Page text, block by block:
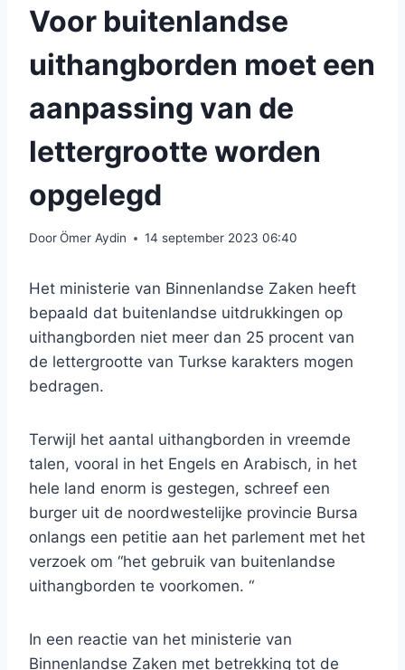
Voor buitenlandse
uithangborden moet een
aanpassing van de
lettergrootte worden
opgelegd
DoorÖmer Aydin 14 september 2023 06:40
Het ministerie van Binnenlandse Zaken heeft
bepaald dat buitenlandse uitdrukkingen op
uithangborden niet meer dan 25 procent van
de lettergrootte van Turkse karakters mogen
bedragen.
Terwijl het aantal uithangborden in vreemde
talen, vooral in het Engels en Arabisch, in het
hele land enorm is gestegen, schreef een
burger uit de noordwestelijke provincie Bursa
onlangs een petitie aan het parlement met het
verzoek om “het gebruik van buitenlandse
uithangborden te voorkomen. “
In een reactie van het ministerie van
Binnenlandse Zaken met betrekking tot de